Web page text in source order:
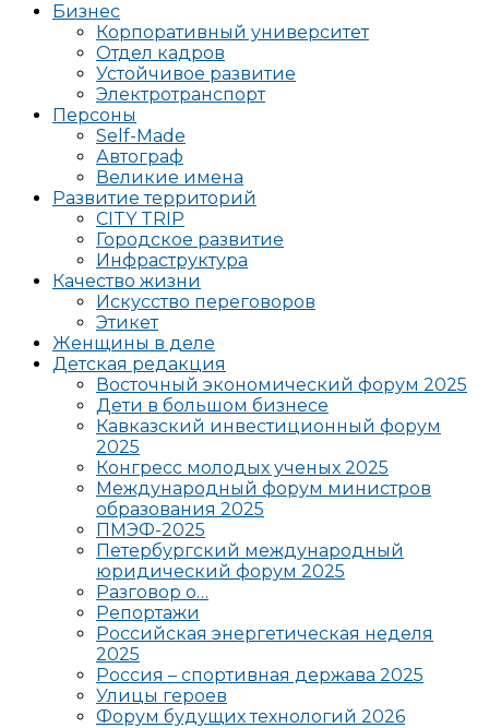
Бизнес
Корпоративный университет
Отдел кадров
Устойчивое развитие
Электротранспорт
Персоны
Self-Made
Автограф
Великие имена
Развитие территорий
CITY TRIP
Городское развитие
Инфраструктура
Качество жизни
Искусство переговоров
Этикет
Женщины в деле
Детская редакция
Восточный экономический форум 2025
Дети в большом бизнесе
Кавказский инвестиционный форум
2025
Конгресс молодых ученых 2025
Международный форум министров
образования 2025
ПМЭФ-2025
Петербургский международный
юридический форум 2025
Разговор о…
Репортажи
Российская энергетическая неделя
2025
Россия – спортивная держава 2025
Улицы героев
Форум будущих технологий 2026